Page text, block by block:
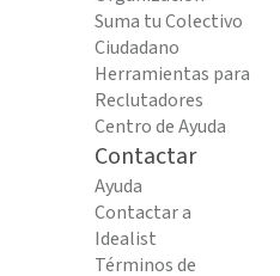
Suma tu Colectivo
Ciudadano
Herramientas para
Reclutadores
Centro de Ayuda
Contactar
Ayuda
Contactar a
Idealist
Términos de